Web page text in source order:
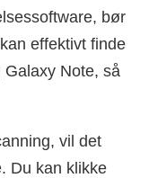
bør
effektivt finde
Note, så
vil det
Du kan klikke